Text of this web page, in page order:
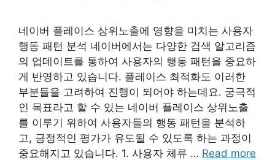
네이버 플레이스 상위노출에 영향을 미치는 사용자
행동 패턴 분석 네이버에서는 다양한 검색 알고리즘
의 업데이트를 통하여 사용자의 행동 패턴을 중요하
게 반영하고 있습니다. 플레이스 최적화도 이러한
부분들을 고려하여 진행이 되어야 하는데요. 궁극적
인 목표라고 할 수 있는 네이버 플레이스 상위노출
를 이루기 위하여 사용자들의 행동 패턴을 분석하
고, 긍정적인 평가가 유도될 수 있도록 하는 과정이
중요해지고 있습니다. 1. 사용자 체류 … Read more